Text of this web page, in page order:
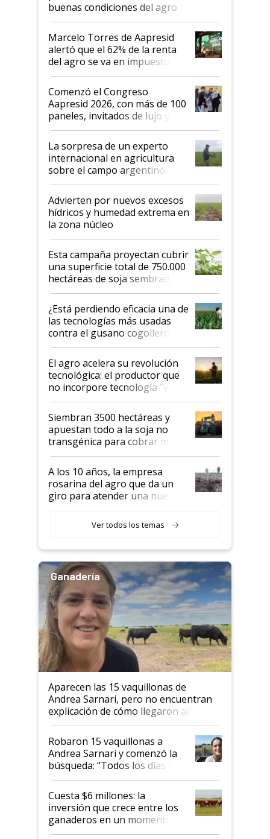
buenas condiciones del agro
argentino para invertir: "Los veo
más motivados"
Marcelo Torres de Aapresid
alertó que el 62% de la renta
del agro se va en impuestos:
"No es bueno que en
Argentina se sigan discutiendo
las mismas cosas de hace 50
años"
Comenzó el Congreso
Aapresid 2026, con más de 100
paneles, invitados de lujo y
todas las tendencias
La sorpresa de un experto
internacional en agricultura
sobre el campo argentino:
"Estoy muy impresionado"
Advierten por nuevos excesos
hídricos y humedad extrema en
la zona núcleo
Esta campaña proyectan cubrir
una superficie total de 750.000
hectáreas de soja sembradas
con una nueva generación de
variedades que marcan un
salto tecnológico en genética y
rendimiento
¿Está perdiendo eficacia una de
las tecnologías más usadas
contra el gusano cogollero? El
desafío de una tecnología clave
El agro acelera su revolución
tecnológica: el productor que
no incorpore tecnología "va a
perder el tren"
Siembran 3500 hectáreas y
apuestan todo a la soja no
transgénica para cobrar más
por tonelada: compraron un
semillero
A los 10 años, la empresa
rosarina del agro que da un
giro para atender una nueva
Ver todos los temas
Ganadería
Aparecen las 15 vaquillonas de
Andrea Sarnari, pero no encuentran
explicación de cómo llegaron allí
Robaron 15 vaquillonas a
Andrea Sarnari y comenzó la
búsqueda: “Todos los días le
toca a algún productor”
Cuesta $6 millones: la
inversión que crece entre los
ganaderos en un momento
histórico para la actividad